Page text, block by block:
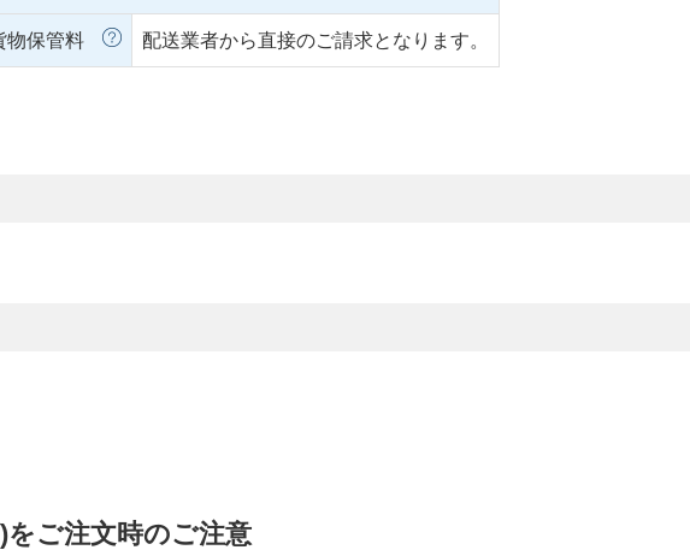
物保管料 配送業者から直接のご請求となります。
ご注文時のご注意